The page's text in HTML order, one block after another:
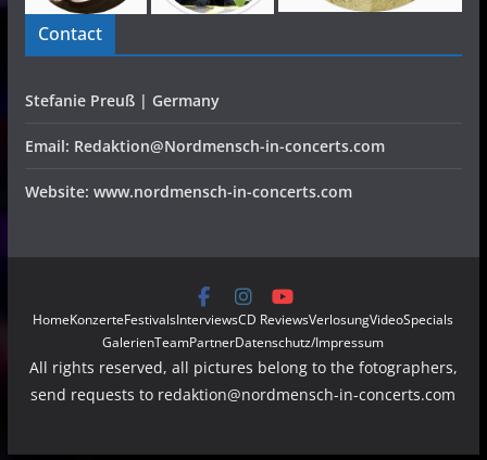
Contact
Stefanie Preuß | Germany
Email: Redaktion@Nordmensch-in-concerts.com
Website: www.nordmensch-in-concerts.com
HomeKonzerteFestivalsInterviewsCD ReviewsVerlosungVideoSpecials
GalerienTeamPartnerDatenschutz/Impressum
All rights reserved, all pictures belong to the fotographers,
send requests to redaktion@nordmensch-in-concerts.com